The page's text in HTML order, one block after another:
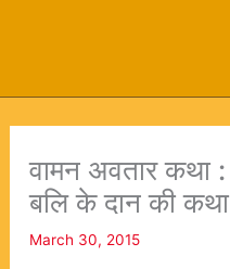
वामन अवतार कथा :
बलि के दान की कथा
March 30, 2015